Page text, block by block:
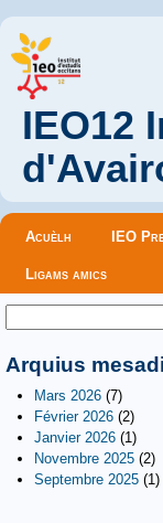
IEO12
Menu principal
Acuèlh IEO
Ligams amics
Formulaire de
Arquius
Mars 2026 (7)
Février 2026 (2)
Janvier 2026 (1)
Novembre 2025 (2)
Septembre 2025 (1)